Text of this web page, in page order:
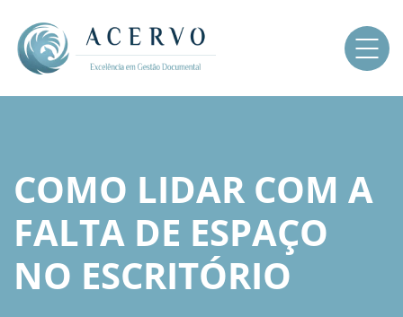
COMO LIDAR COM A
FALTA DE ESPAÇO
NO ESCRITÓRIO